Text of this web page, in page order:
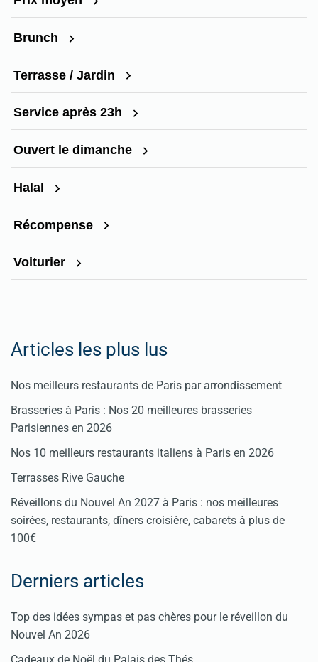
Brunch
Terrasse / Jardin
Service après 23h
Ouvert le dimanche
Halal
Récompense
Voiturier
Articles les plus lus
Nos meilleurs restaurants de Paris par arrondissement
Brasseries à Paris : Nos 20 meilleures brasseries
Parisiennes en 2026
Nos 10 meilleurs restaurants italiens à Paris en 2026
Terrasses Rive Gauche
Réveillons du Nouvel An 2027 à Paris : nos meilleures
soirées, restaurants, dîners croisière, cabarets à plus de
100€
Derniers articles
Top des idées sympas et pas chères pour le réveillon du
Nouvel An 2026